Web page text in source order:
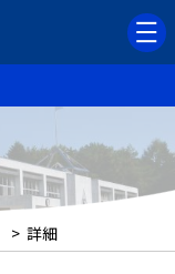
> 詳細